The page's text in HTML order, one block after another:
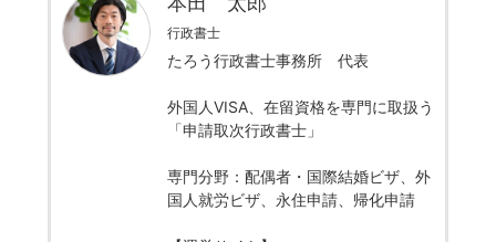
行政書士
たろう行政書士事務所 代表
外国人VISA、在留資格を専門に取扱う
「申請取次行政書士」
専門分野：配偶者・国際結婚ビザ、外
国人就労ビザ、永住申請、帰化申請